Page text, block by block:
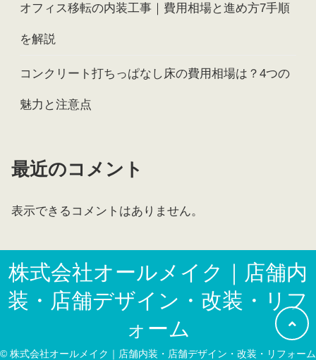
オフィス移転の内装工事｜費用相場と進め方7手順
を解説
コンクリート打ちっぱなし床の費用相場は？4つの
魅力と注意点
最近のコメント
表示できるコメントはありません。
株式会社オールメイク｜店舗内
装・店舗デザイン・改装・リフ
ォーム
© 株式会社オールメイク｜店舗内装・店舗デザイン・改装・リフォーム